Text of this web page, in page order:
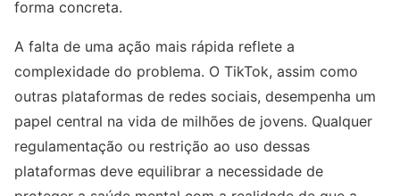
forma concreta.
A falta de uma ação mais rápida reflete a
complexidade do problema. O TikTok, assim como
outras plataformas de redes sociais, desempenha um
papel central na vida de milhões de jovens. Qualquer
regulamentação ou restrição ao uso dessas
plataformas deve equilibrar a necessidade de